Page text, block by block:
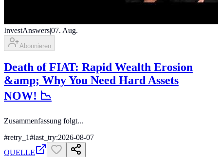
InvestAnswers|07. Aug.
Abonnieren
Death of FIAT: Rapid Wealth Erosion
&amp; Why You Need Hard Assets
NOW! 📉
Zusammenfassung folgt...
#retry_1#last_try:2026-08-07
QUELLE